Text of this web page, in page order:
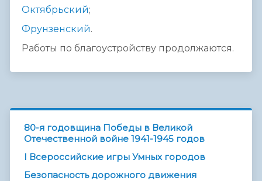
Октябрьский;
Фрунзенский.
Работы по благоустройству продолжаются.
80-я годовщина Победы в Великой
Отечественной войне 1941-1945 годов
I Всероссийские игры Умных городов
Безопасность дорожного движения